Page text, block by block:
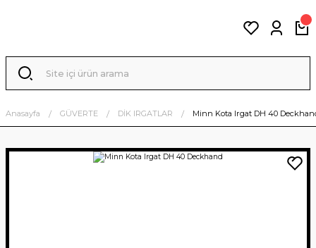
Anasayfa GÜVERTE DİK IRGATLAR Minn Kota Irgat DH 40